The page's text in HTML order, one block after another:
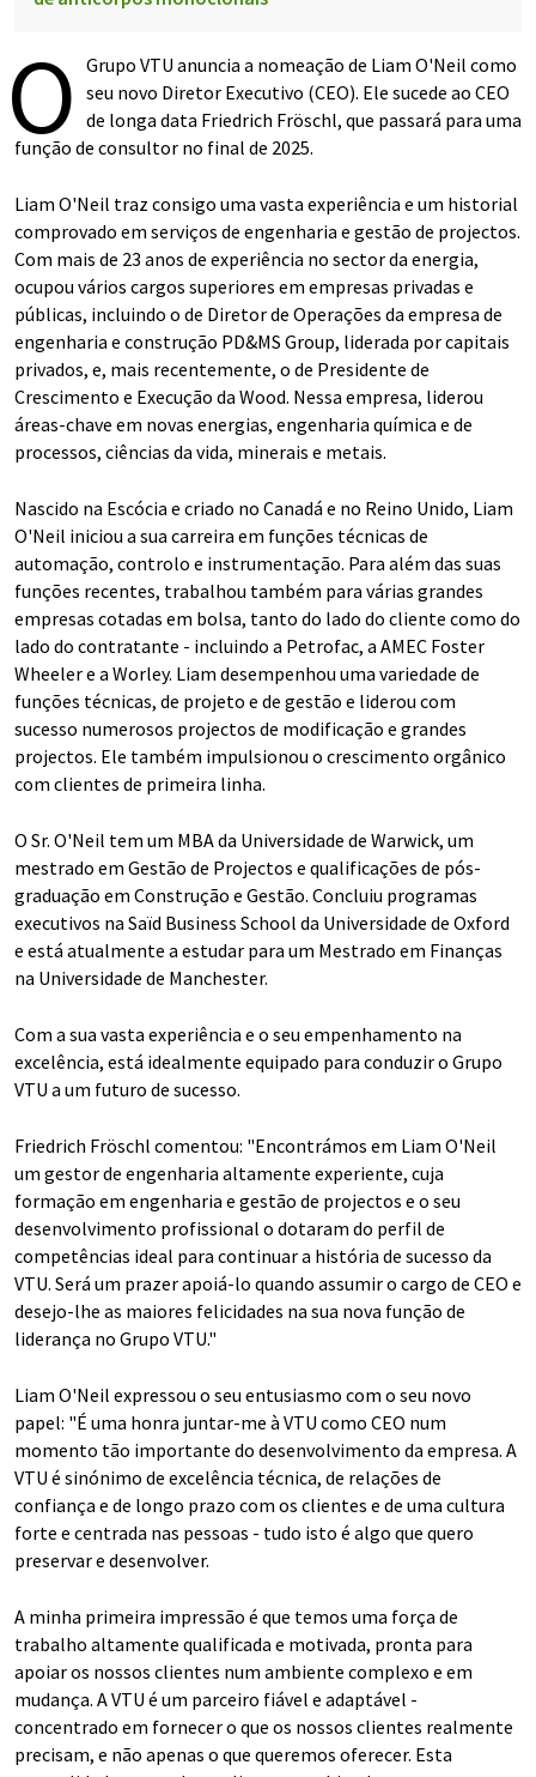
O Grupo VTU anuncia a nomeação de Liam O'Neil como
seu novo Diretor Executivo (CEO). Ele sucede ao CEO
de longa data Friedrich Fröschl, que passará para uma
função de consultor no final de 2025.
Liam O'Neil traz consigo uma vasta experiência e um historial
comprovado em serviços de engenharia e gestão de projectos.
Com mais de 23 anos de experiência no sector da energia,
ocupou vários cargos superiores em empresas privadas e
públicas, incluindo o de Diretor de Operações da empresa de
engenharia e construção PD&MS Group, liderada por capitais
privados, e, mais recentemente, o de Presidente de
Crescimento e Execução da Wood. Nessa empresa, liderou
áreas-chave em novas energias, engenharia química e de
processos, ciências da vida, minerais e metais.
Nascido na Escócia e criado no Canadá e no Reino Unido, Liam
O'Neil iniciou a sua carreira em funções técnicas de
automação, controlo e instrumentação. Para além das suas
funções recentes, trabalhou também para várias grandes
empresas cotadas em bolsa, tanto do lado do cliente como do
lado do contratante - incluindo a Petrofac, a AMEC Foster
Wheeler e a Worley. Liam desempenhou uma variedade de
funções técnicas, de projeto e de gestão e liderou com
sucesso numerosos projectos de modificação e grandes
projectos. Ele também impulsionou o crescimento orgânico
com clientes de primeira linha.
O Sr. O'Neil tem um MBA da Universidade de Warwick, um
mestrado em Gestão de Projectos e qualificações de pós-
graduação em Construção e Gestão. Concluiu programas
executivos na Saïd Business School da Universidade de Oxford
e está atualmente a estudar para um Mestrado em Finanças
na Universidade de Manchester.
Com a sua vasta experiência e o seu empenhamento na
excelência, está idealmente equipado para conduzir o Grupo
VTU a um futuro de sucesso.
Friedrich Fröschl comentou: "Encontrámos em Liam O'Neil
um gestor de engenharia altamente experiente, cuja
formação em engenharia e gestão de projectos e o seu
desenvolvimento profissional o dotaram do perfil de
competências ideal para continuar a história de sucesso da
VTU. Será um prazer apoiá-lo quando assumir o cargo de CEO e
desejo-lhe as maiores felicidades na sua nova função de
liderança no Grupo VTU."
Liam O'Neil expressou o seu entusiasmo com o seu novo
papel: "É uma honra juntar-me à VTU como CEO num
momento tão importante do desenvolvimento da empresa. A
VTU é sinónimo de excelência técnica, de relações de
confiança e de longo prazo com os clientes e de uma cultura
forte e centrada nas pessoas - tudo isto é algo que quero
preservar e desenvolver.
A minha primeira impressão é que temos uma força de
trabalho altamente qualificada e motivada, pronta para
apoiar os nossos clientes num ambiente complexo e em
mudança. A VTU é um parceiro fiável e adaptável -
concentrado em fornecer o que os nossos clientes realmente
precisam, e não apenas o que queremos oferecer. Esta